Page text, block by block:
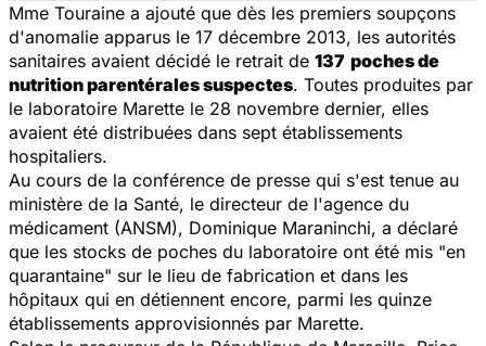
Mme Touraine a ajouté que dès les premiers soupçons
d'anomalie apparus le 17 décembre 2013, les autorités
sanitaires avaient décidé le retrait de 137 poches de
nutrition parentérales suspectes. Toutes produites par
le laboratoire Marette le 28 novembre dernier, elles
avaient été distribuées dans sept établissements
hospitaliers.
Au cours de la conférence de presse qui s'est tenue au
ministère de la Santé, le directeur de l'agence du
médicament (ANSM), Dominique Maraninchi, a déclaré
que les stocks de poches du laboratoire ont été mis "en
quarantaine" sur le lieu de fabrication et dans les
hôpitaux qui en détiennent encore, parmi les quinze
établissements approvisionnés par Marette.